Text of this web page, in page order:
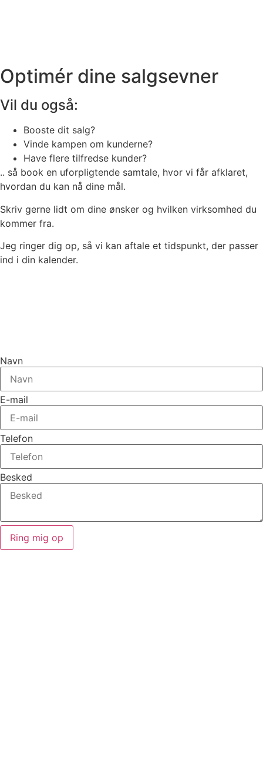
Optimér dine salgsevner
Vil du også:
Booste dit salg?
Vinde kampen om kunderne?
Have flere tilfredse kunder?
.. så book en uforpligtende samtale, hvor vi får afklaret,
hvordan du kan nå dine mål.
Skriv gerne lidt om dine ønsker og hvilken virksomhed du
kommer fra.
Jeg ringer dig op, så vi kan aftale et tidspunkt, der passer
ind i din kalender.
Navn
E-mail
Telefon
Besked
Ring mig op